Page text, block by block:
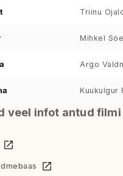
Triinu
Mihkel
Argo
Kuukulgur
veel infot antud filmi